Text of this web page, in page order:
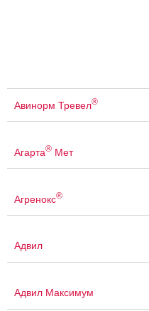
Авинорм Тревел®
Агарта® Мет
Агренокс®
Адвил
Адвил Максимум